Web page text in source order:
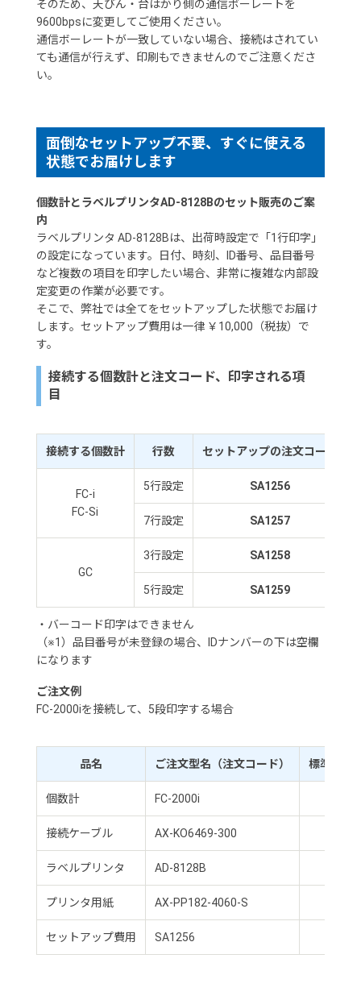
そのため、天びん・台はかり側の通信ボーレートを
9600bpsに変更してご使用ください。
通信ボーレートが一致していない場合、接続はされてい
ても通信が行えず、印刷もできませんのでご注意くださ
い。
面倒なセットアップ不要、すぐに使える
状態でお届けします
個数計とラベルプリンタAD-8128Bのセット販売のご案
内
ラベルプリンタ AD-8128Bは、出荷時設定で「1行印字」
の設定になっています。日付、時刻、ID番号、品目番号
など複数の項目を印字したい場合、非常に複雑な内部設
定変更の作業が必要です。
そこで、弊社では全てをセットアップした状態でお届け
します。セットアップ費用は一律 ￥10,000（税抜）で
す。
接続する個数計と注文コード、印字される項
目
接続する個数計 行数 セットアップの注文コード
FC-i
FC-Si
5行設定 SA1256
7行設定 SA1257
GC
3行設定 SA1258
5行設定 SA1259
・バーコード印字はできません
（※1）品目番号が未登録の場合、IDナンバーの下は空欄
になります
ご注文例
FC-2000iを接続して、5段印字する場合
品名 ご注文型名（注文コード） 標準価格
個数計 FC-2000i
接続ケーブル AX-KO6469-300
ラベルプリンタ AD-8128B
プリンタ用紙 AX-PP182-4060-S
セットアップ費用 SA1256